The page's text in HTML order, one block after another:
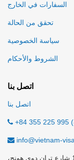
السفارات في الخارج
تحقق من الحالة
سياسة الخصوصية
الشروط والأحكام
اتصل بنا
اتصل بنا
info@vietnam-
عنوان: الطابق السابع، مبنى تشارمفيت، رقم 117 شارع تران دوى هونج،